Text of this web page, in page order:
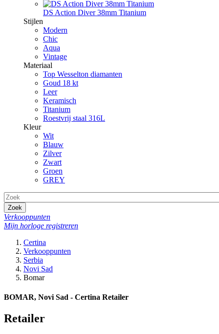
DS Action Diver 38mm Titanium
Stijlen
Modern
Chic
Aqua
Vintage
Materiaal
Top Wesselton diamanten
Goud 18 kt
Leer
Keramisch
Titanium
Roestvrij staal 316L
Kleur
Wit
Blauw
Zilver
Zwart
Groen
GREY
Zoek
Verkooppunten
Mijn horloge registreren
Certina
Verkooppunten
Serbia
Novi Sad
Bomar
BOMAR, Novi Sad - Certina Retailer
Retailer